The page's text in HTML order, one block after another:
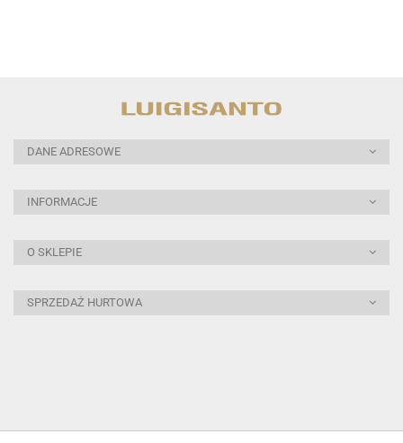
DANE ADRESOWE
INFORMACJE
O SKLEPIE
SPRZEDAŻ HURTOWA